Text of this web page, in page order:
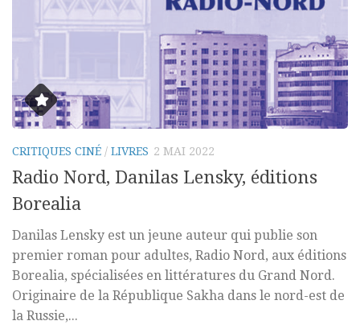
CRITIQUES CINÉ / LIVRES 2 MAI 2022
Radio Nord, Danilas Lensky, éditions
Borealia
Danilas Lensky est un jeune auteur qui publie son
premier roman pour adultes, Radio Nord, aux éditions
Borealia, spécialisées en littératures du Grand Nord.
Originaire de la République Sakha dans le nord-est de
la Russie,...